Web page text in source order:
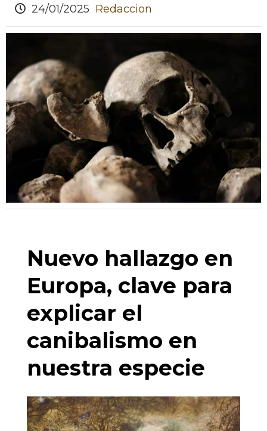
24/01/2025 Redaccion
Nuevo hallazgo en
Europa, clave para
explicar el
canibalismo en
nuestra especie